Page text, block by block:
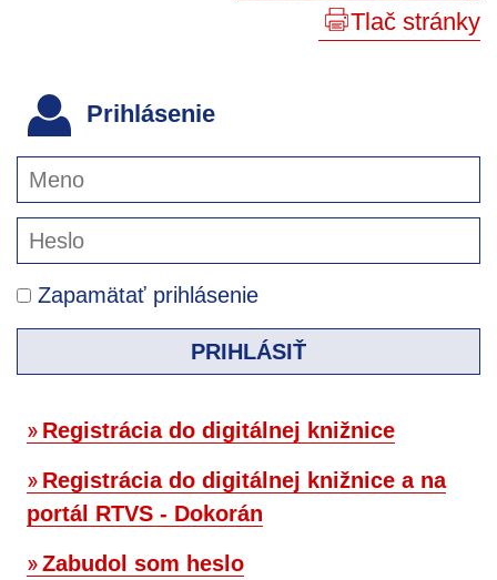
Tlač stránky
Prihlásenie
Zapamätať prihlásenie
PRIHLÁSIŤ
Registrácia do digitálnej knižnice
Registrácia do digitálnej knižnice a na
portál RTVS - Dokorán
Zabudol som heslo